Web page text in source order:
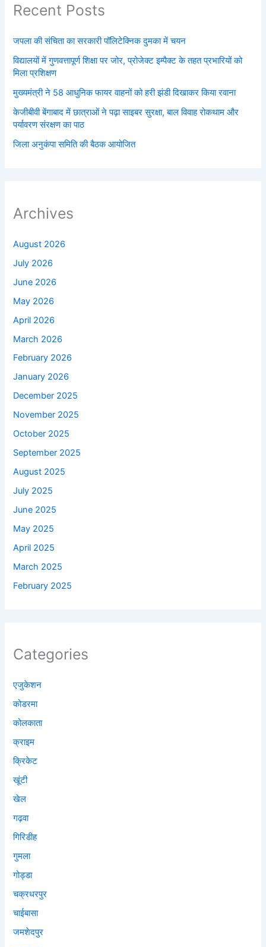
Recent Posts
जपला की संचिता का सरकारी पॉलिटेक्निक दुमका में चयन
विद्यालयों में गुणवत्तापूर्ण शिक्षा पर जोर, प्रोजेक्ट इम्पैक्ट के तहत प्रभारियों को
मिला प्रशिक्षण
मुख्यमंत्री ने 58 आधुनिक फायर वाहनों को हरी झंडी दिखाकर किया रवाना
केजीबीवी बेंगाबाद में छात्राओं ने पढ़ा साइबर सुरक्षा, बाल विवाह रोकथाम और
पर्यावरण संरक्षण का पाठ
जिला अनुकंपा समिति की बैठक आयोजित
Archives
August 2026
July 2026
June 2026
May 2026
April 2026
March 2026
February 2026
January 2026
December 2025
November 2025
October 2025
September 2025
August 2025
July 2025
June 2025
May 2025
April 2025
March 2025
February 2025
Categories
एजुकेशन
कोडरमा
कोलकाता
क्राइम
क्रिकेट
खूंटी
खेल
गढ़वा
गिरिडीह
गुमला
गोड्डा
चक्रधरपुर
चाईबासा
जमशेदपुर